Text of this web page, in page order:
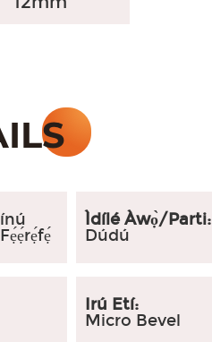
Ìdílé Àwọ̀/Parti:
Dúdú
Irú Etí:
Micro Bevel